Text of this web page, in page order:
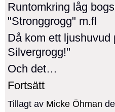
Runtomkring låg
"Stronggrogg" m.fl
Då kom ett ljushuvud
Silvergrogg!"
Och det…
Fortsätt
Tillagt av Micke Öhman